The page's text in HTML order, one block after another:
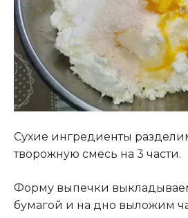
Сухие ингредиенты
творожную смесь на 3 части.
Форму выпечки
бумагой и на дно выложим